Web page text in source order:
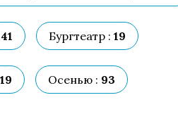
41 Бургтеатр : 19
19 Осенью : 93